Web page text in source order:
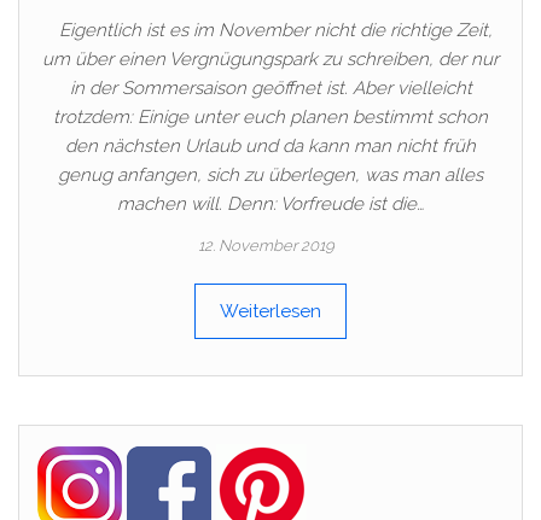
Eigentlich ist es im November nicht die richtige Zeit,
um über einen Vergnügungspark zu schreiben, der nur
in der Sommersaison geöffnet ist. Aber vielleicht
trotzdem: Einige unter euch planen bestimmt schon
den nächsten Urlaub und da kann man nicht früh
genug anfangen, sich zu überlegen, was man alles
machen will. Denn: Vorfreude ist die…
12. November 2019
Weiterlesen